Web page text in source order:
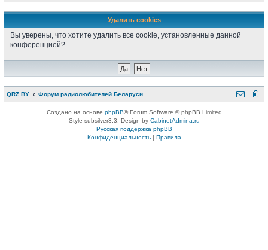
Удалить cookies
Вы уверены, что хотите удалить все cookie, установленные данной
конференцией?
QRZ.BY Форум радиолюбителей Беларуси
Создано на основе phpBB® Forum Software © phpBB Limited
Style subsilver3.3. Design by CabinetAdmina.ru
Русская поддержка phpBB
Конфиденциальность| Правила